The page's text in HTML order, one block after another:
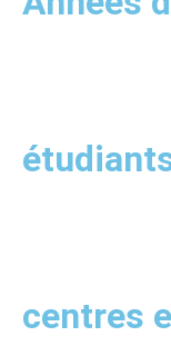
centres